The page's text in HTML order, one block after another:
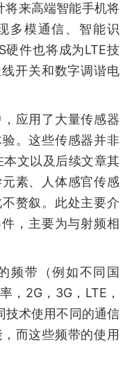
将来高端智能手机将
多模通信、智能识
件也将成为LTE技
开关和数字调谐电
应用了大量传感器
。这些传感器并非
文以及后续文章其
素、人体感官传感
赘叙。此处主要介
，主要为与射频相
频带（例如不同国
，2G，3G，LTE，
术使用不同的通信
而这些频带的使用